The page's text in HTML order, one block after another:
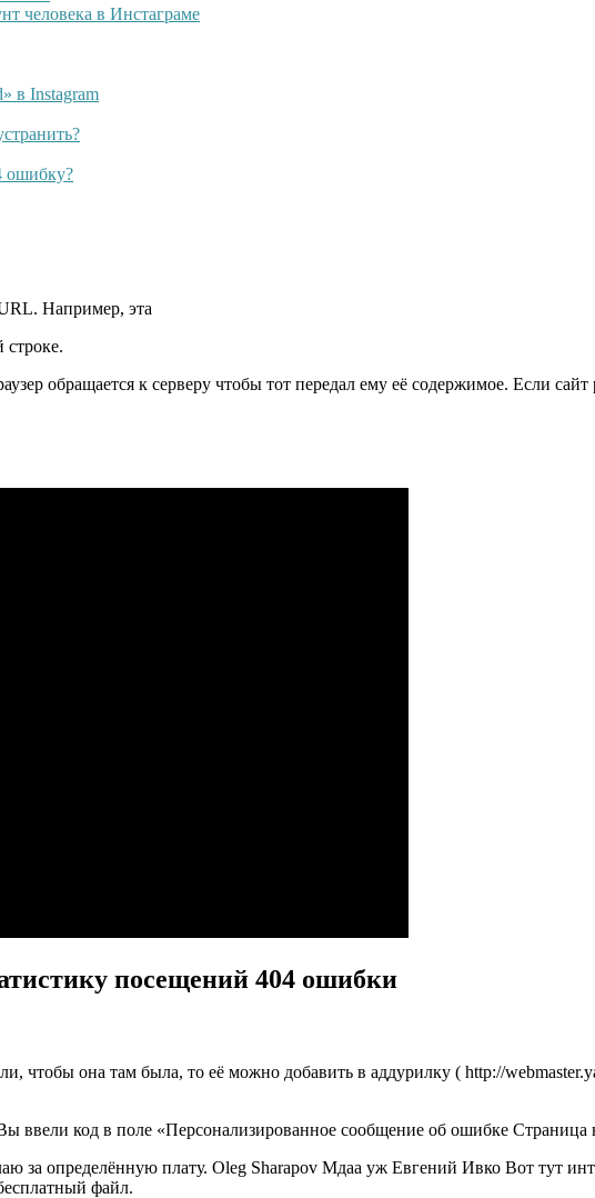
человека в Инстаграме
в Instagram
ошибку?
Например, эта
строке.
обращается к серверу чтобы тот передал ему её содержимое. Если
посещений 404 ошибки
чтобы она там была, то её можно добавить в аддурилку ( http://
ввели код в поле «Персонализированное сообщение об ошибке Страница
за определённую плату. Oleg Sharapov Мдаа уж Евгений Ивко Вот тут
файл.